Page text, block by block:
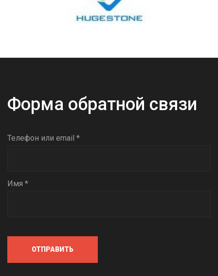
Форма обратной связи
Телефон или email *
Имя *
ОТПРАВИТЬ